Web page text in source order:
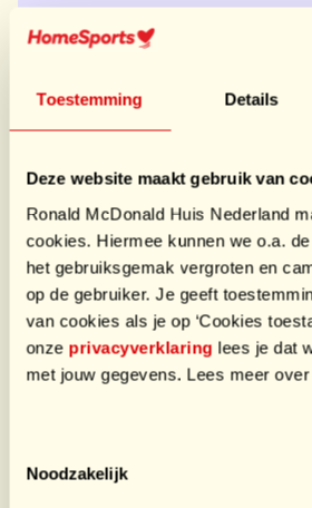
Toestemming Details
Deze website maakt gebruik van
Ronald McDonald Huis Nederland
cookies. Hiermee kunnen we o.a.
het gebruiksgemak vergroten en
op de gebruiker. Je geeft
van cookies als je op ‘Cookies
onze privacyverklaring lees je dat
met jouw gegevens. Lees meer
Noodzakelijk
Laatste donaties